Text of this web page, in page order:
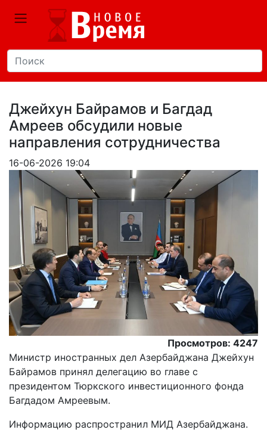
Джейхун Байрамов и Багдад
Амреев обсудили новые
направления сотрудничества
16-06-2026 19:04
Просмотров: 4247
Министр иностранных дел Азербайджана Джейхун
Байрамов принял делегацию во главе с
президентом Тюркского инвестиционного фонда
Багдадом Амреевым.
Информацию распространил МИД Азербайджана.